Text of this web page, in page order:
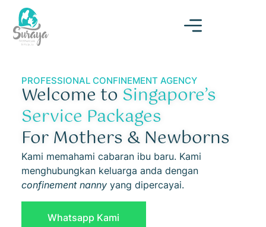
PROFESSIONAL CONFINEMENT AGENCY
Welcome to Singapore’s
Service Packages
For Mothers & Newborns
Kami memahami cabaran ibu baru. Kami
menghubungkan keluarga anda dengan
confinement nannyyang dipercayai.
Whatsapp Kami